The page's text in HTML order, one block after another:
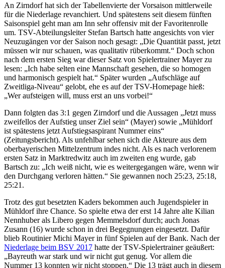
An Zirndorf hat sich der Tabellenvierte der Vorsaison mittlerweile
für die Niederlage revanchiert. Und spätestens seit diesem fünften
Saisonspiel geht man am Inn sehr offensiv mit der Favoritenrolle
um. TSV-Abteilungsleiter Stefan Bartsch hatte angesichts von vier
Neuzugängen vor der Saison noch gesagt: „Die Quantität passt, jetzt
müssen wir nur schauen, was qualitativ rüberkommt.“ Doch schon
nach dem ersten Sieg war dieser Satz von Spielertrainer Mayer zu
lesen: „Ich habe selten eine Mannschaft gesehen, die so homogen
und harmonisch gespielt hat.“ Später wurden „Aufschläge auf
Zweitliga-Niveau“ gelobt, ehe es auf der TSV-Homepage hieß:
„Wer aufsteigen will, muss erst an uns vorbei!“
Dann folgten das 3:1 gegen Zirndorf und die Aussagen „Jetzt muss
zweifellos der Aufstieg unser Ziel sein“ (Mayer) sowie „Mühldorf
ist spätestens jetzt Aufstiegsaspirant Nummer eins“
(Zeitungsbericht). Als unfehlbar sehen sich die Akteure aus dem
oberbayerischen Mittelzentrum indes nicht. Als es nach verlorenem
ersten Satz in Marktredwitz auch im zweiten eng wurde, gab
Bartsch zu: „Ich weiß nicht, wie es weitergegangen wäre, wenn wir
den Durchgang verloren hätten.“ Sie gewannen noch 25:23, 25:18,
25:21.
Trotz des gut besetzten Kaders bekommen auch Jugendspieler in
Mühldorf ihre Chance. So spielte etwa der erst 14 Jahre alte Kilian
Nennhuber als Libero gegen Memmelsdorf durch; auch Jonas
Zusann (16) wurde schon in drei Begegnungen eingesetzt. Dafür
blieb Routinier Michi Mayer in fünf Spielen auf der Bank. Nach der
Niederlage beim BSV 2017 hatte der TSV-Spielertrainer geäußert:
„Bayreuth war stark und wir nicht gut genug. Vor allem die
Nummer 13 konnten wir nicht stoppen.“ Die 13 trägt auch in diesem